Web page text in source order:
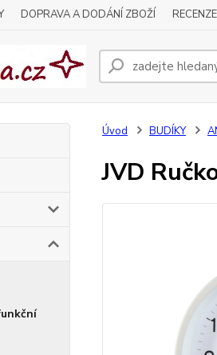
DOPRAVA A DODÁNÍ ZBOŽÍ
Úvod BUDÍKY
JVD